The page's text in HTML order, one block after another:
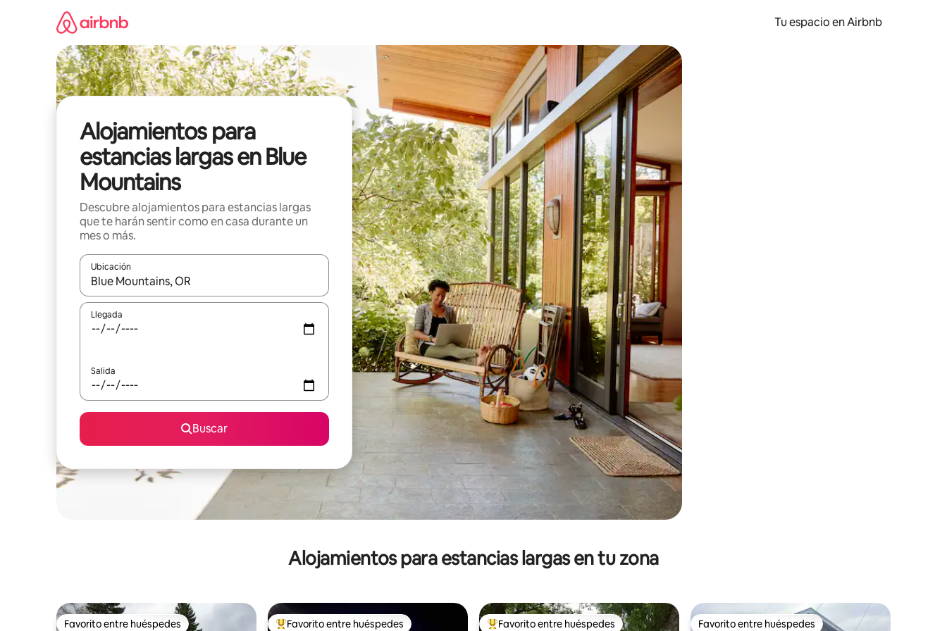
Tu espacio en Airbnb
Alojamientos para
estancias largas en Blue
Mountains
Descubre alojamientos para estancias largas
que te harán sentir como en casa durante un
mes o más.
Ubicación
Cuando los resultados estén disponibles, podrás navegar usando las teclas de las flechas hacia arriba y hacia abajo, o bien tocando y deslizando la pantalla.
Llegada
Salida
Buscar
Alojamientos para estancias largas en tu zona
Favorito entre huéspedes Favorito entre huéspedes Favorito entre huéspedes Favorito entre huéspedes